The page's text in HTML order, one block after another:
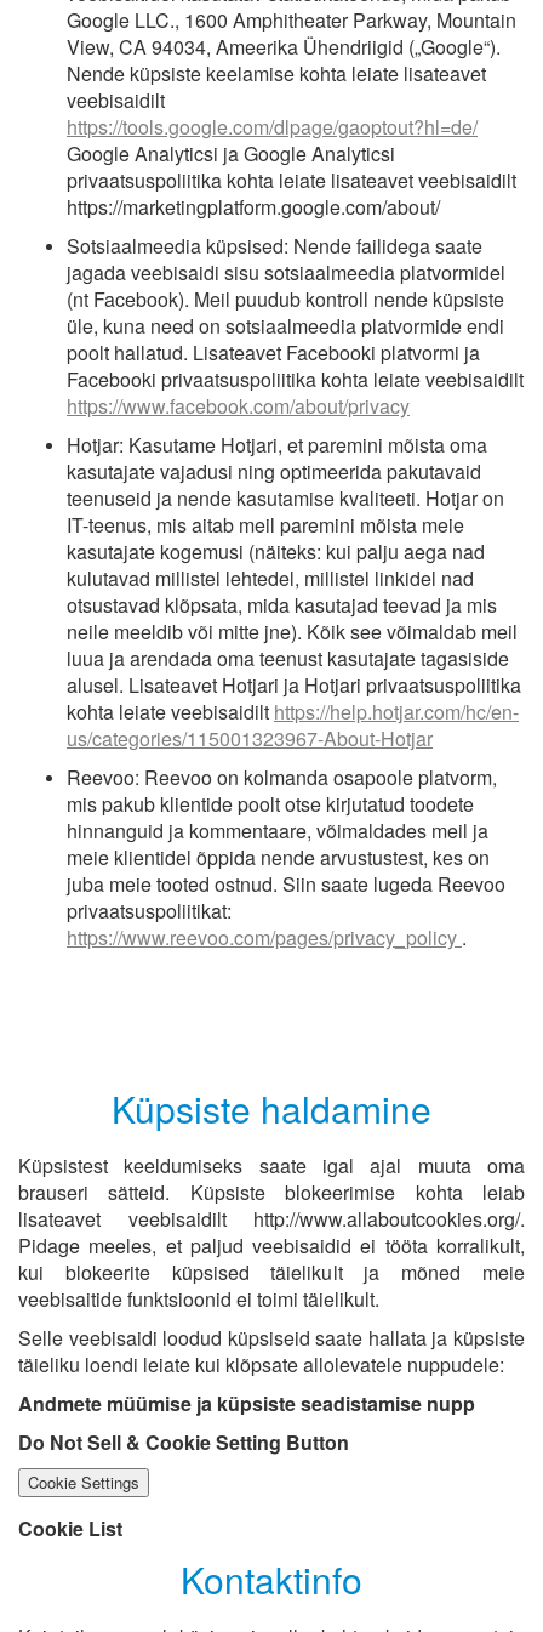
Google LLC., 1600 Amphitheater Parkway, Mountain
View, CA 94034, Ameerika Ühendriigid („Google“).
Nende küpsiste keelamise kohta leiate lisateavet
veebisaidilt
https://tools.google.com/dlpage/gaoptout?hl=de/
Google Analyticsi ja Google Analyticsi
privaatsuspoliitika kohta leiate lisateavet veebisaidilt
https://marketingplatform.google.com/about/
Sotsiaalmeedia küpsised: Nende failidega saate
jagada veebisaidi sisu sotsiaalmeedia platvormidel
(nt Facebook). Meil puudub kontroll nende küpsiste
üle, kuna need on sotsiaalmeedia platvormide endi
poolt hallatud. Lisateavet Facebooki platvormi ja
Facebooki privaatsuspoliitika kohta leiate veebisaidilt
https://www.facebook.com/about/privacy
Hotjar: Kasutame Hotjari, et paremini mõista oma
kasutajate vajadusi ning optimeerida pakutavaid
teenuseid ja nende kasutamise kvaliteeti. Hotjar on
IT-teenus, mis aitab meil paremini mõista meie
kasutajate kogemusi (näiteks: kui palju aega nad
kulutavad millistel lehtedel, millistel linkidel nad
otsustavad klõpsata, mida kasutajad teevad ja mis
neile meeldib või mitte jne). Kõik see võimaldab meil
luua ja arendada oma teenust kasutajate tagasiside
alusel. Lisateavet Hotjari ja Hotjari privaatsuspoliitika
kohta leiate veebisaidilt https://help.hotjar.com/hc/en-
us/categories/115001323967-About-Hotjar
Reevoo: Reevoo on kolmanda osapoole platvorm,
mis pakub klientide poolt otse kirjutatud toodete
hinnanguid ja kommentaare, võimaldades meil ja
meie klientidel õppida nende arvustustest, kes on
juba meie tooted ostnud. Siin saate lugeda Reevoo
privaatsuspoliitikat:
https://www.reevoo.com/pages/privacy_policy .
Küpsiste haldamine
Küpsistest keeldumiseks saate igal ajal muuta oma
brauseri sätteid. Küpsiste blokeerimise kohta leiab
lisateavet veebisaidilt http://www.allaboutcookies.org/.
Pidage meeles, et paljud veebisaidid ei tööta korralikult,
kui blokeerite küpsised täielikult ja mõned meie
veebisaitide funktsioonid ei toimi täielikult.
Selle veebisaidi loodud küpsiseid saate hallata ja küpsiste
täieliku loendi leiate kui klõpsate allolevatele nuppudele:
Andmete müümise ja küpsiste seadistamise nupp
Do Not Sell & Cookie Setting Button
Cookie Settings
Cookie List
Kontaktinfo